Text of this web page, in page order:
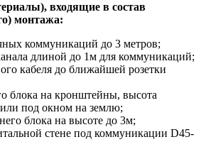
входящие в состав
монтажа:
коммуникаций до 3 метров;
длиной до 1м для коммуникаций;
кабеля до ближайшей розетки
блока на кронштейны, высота
под окном на землю;
блока на высоте до 3м;
стене под коммуникации D45-